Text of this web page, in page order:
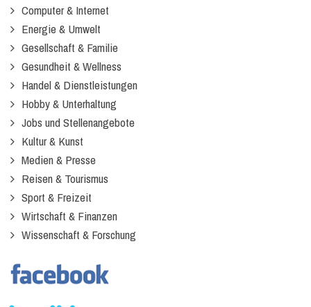
Computer & Internet
Energie & Umwelt
Gesellschaft & Familie
Gesundheit & Wellness
Handel & Dienstleistungen
Hobby & Unterhaltung
Jobs und Stellenangebote
Kultur & Kunst
Medien & Presse
Reisen & Tourismus
Sport & Freizeit
Wirtschaft & Finanzen
Wissenschaft & Forschung